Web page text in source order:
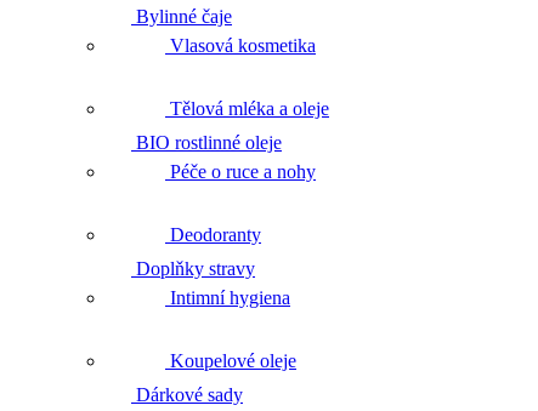
Bylinné čaje
BIO rostlinné oleje
Doplňky stravy
Dárkové sady
Vlasová kosmetika
Tělová mléka a oleje
Péče o ruce a nohy
Deodoranty
Intimní hygiena
Koupelové oleje